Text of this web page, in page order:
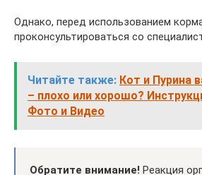
Однако, перед использованием
проконсультироваться со
Читайте также: Кот и Пурина
– плохо или хорошо?
Фото и Видео
Обратите внимание! Реакция